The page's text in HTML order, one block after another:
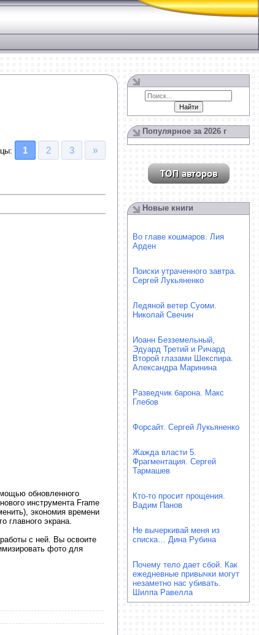
: 1 2 3 »
обновленного
инструмента Frame
экономия времени
главного экрана.
с ней. Вы освоите
фото для
Популярное за 2026 г
Новые книги
Во главе кошмаров. Лия
Арден
Поиски утраченного завтра.
Сергей Лукьяненко
Ледяной ветер Суоми.
Николай Свечин
Иоанн Безземельный,
Эдуард Третий и Ричард
Второй глазами Шекспира.
Александра Маринина
Разведчик барона. Макс
Глебов
Форсайт. Сергей Лукьяненко
Жажда власти 5.
Фрагментация. Сергей
Тармашев
Кто-то просит прощения.
Вадим Панов
Не вычеркивай меня из
списка… Дина Рубина
Почему тело дает сбой. Как
ежедневные привычки могут
незаметно нас убивать.
Шилпа Равелла